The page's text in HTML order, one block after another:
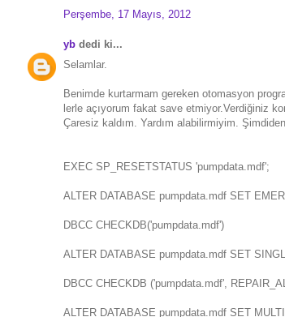
Perşembe, 17 Mayıs, 2012
yb dedi ki...
Selamlar.
Benimde kurtarmam gereken otomasyon
lerle açıyorum fakat save etmiyor.Verdiğiniz
Çaresiz kaldım. Yardım alabilirmiyim.
EXEC SP_RESETSTATUS 'pumpdata.mdf';
ALTER DATABASE pumpdata.mdf SET
DBCC CHECKDB('pumpdata.mdf')
ALTER DATABASE pumpdata.mdf SET
DBCC CHECKDB ('pumpdata.mdf',
ALTER DATABASE pumpdata.mdf SET